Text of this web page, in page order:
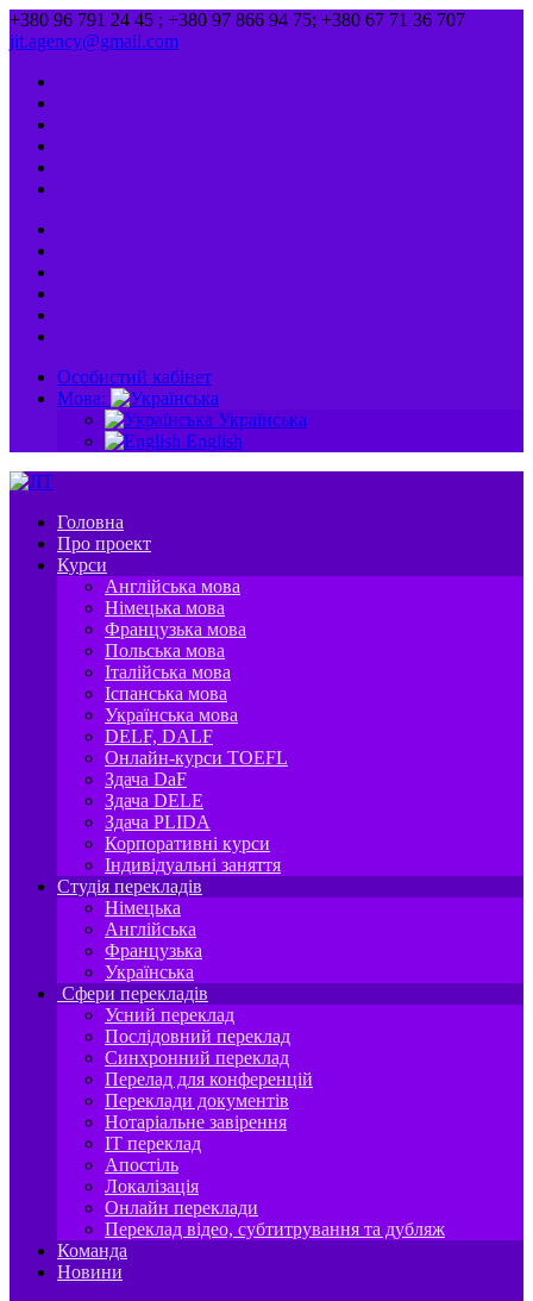
+380 96 791 24 45 ; +380 97 866 94 75; +380 67 71 36 707
jit.agency@gmail.com
Особистий кабінет
Мова:
Українська
English
Головна
Про проект
Курси
Англійська мова
Німецька мова
Французька мова
Польська мова
Італійська мова
Іспанська мова
Українська мова
DELF, DALF
Онлайн-курси TOEFL
Здача DaF
Здача DELE
Здача PLIDA
Корпоративні курси
Індивідуальні заняття
Студія перекладів
Німецька
Англійська
Французька
Українська
Сфери перекладів
Усний переклад
Послідовний переклад
Синхронний переклад
Перелад для конференцій
Переклади документів
Нотаріальне завірення
IT переклад
Апостіль
Локалізація
Онлайн переклади
Переклад відео, субтитрування та дубляж
Команда
Новини